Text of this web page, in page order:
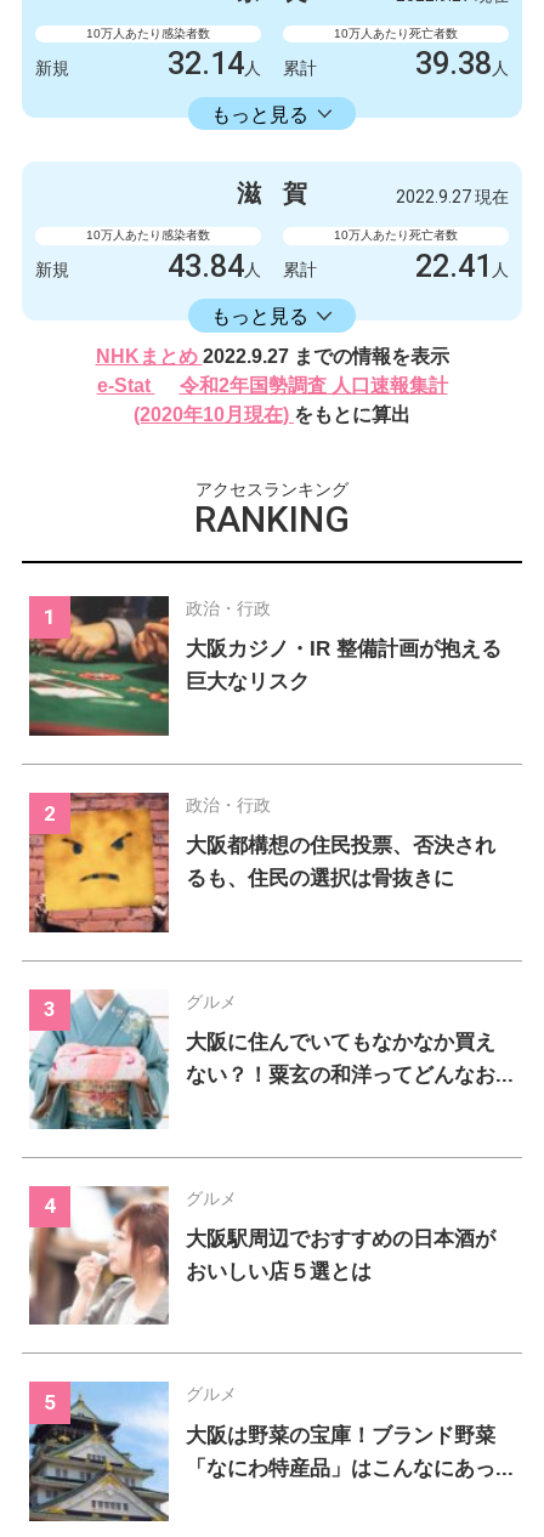
132327 249
10万人あたり感染者数
新規 32.14 人
10万人あたり死亡者数
累計 39.38 人
もっと見る
16582.30人
426人 新規
219788 522
滋 賀 2022.9.27 現在
10万人あたり感染者数
新規 43.84人
10万人あたり死亡者数
累計 22.41 人
もっと見る
16406.17人
感染者数
620人
死亡者数
新規
232024人 累計
NHKまとめ 2022.9.27 までの情報を表示
e-Stat
令和2年国勢調査 人口速報集計
(2020年10月現在) をもとに算出
アクセスランキング
RANKING
政治・行政
大阪カジノ・IR 整備計画が抱える
巨大なリスク
政治・行政
大阪都構想の住民投票、否決され
るも、住民の選択は骨抜きに
グルメ
大阪に住んでいてもなかなか買え
ない？！粟玄の和洋ってどんなお...
グルメ
大阪駅周辺でおすすめの日本酒が
おいしい店５選とは
グルメ
大阪は野菜の宝庫！ブランド野菜
「なにわ特産品」はこんなにあっ...